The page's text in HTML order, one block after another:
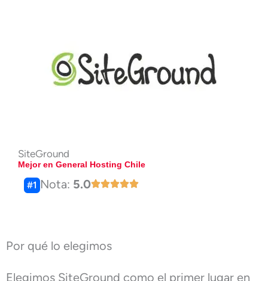
SiteGround
Mejor en General Hosting Chile
#1 Nota: 5.0
Por qué lo elegimos
Elegimos SiteGround como el primer lugar en